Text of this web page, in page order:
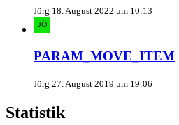
Jörg 18. August 2022 um 10:13
PARAM_MOVE_ITEM
Jörg 27. August 2019 um 19:06
Statistik